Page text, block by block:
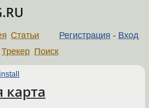
Регистрация - Вход
Статьи
Трекер Поиск
карта